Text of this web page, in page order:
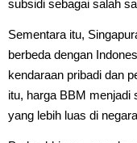
subsidi sebagai salah
Sementara itu,
berbeda dengan
kendaraan pribadi dan
itu, harga BBM menjadi
yang lebih luas di